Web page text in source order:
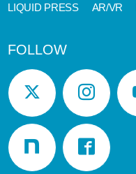
LIQUID PRESS
AR/VR
FOLLOW